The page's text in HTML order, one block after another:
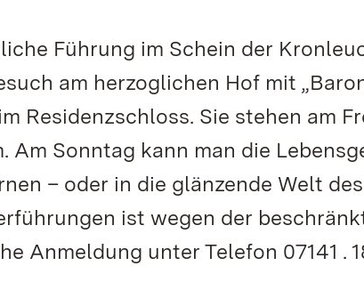
Führung im Schein der
am herzoglichen Hof mit
Residenzschloss. Sie stehen am
Am Sonntag kann man die
– oder in die glänzende Welt
ist wegen der
Anmeldung unter Telefon 07141 .